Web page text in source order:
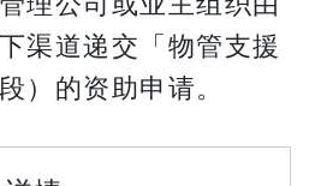
渠道递交「物管支援
）的资助申请。